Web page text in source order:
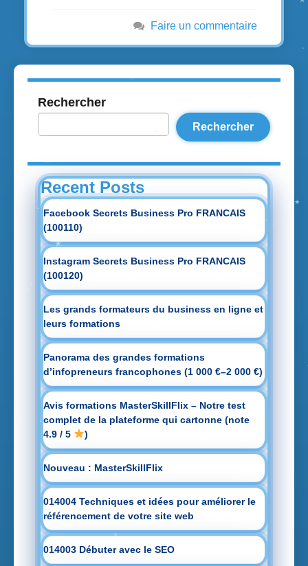
Faire un commentaire
Rechercher
Rechercher
Recent Posts
Facebook Secrets Business Pro FRANCAIS
(100110)
Instagram Secrets Business Pro FRANCAIS
(100120)
Les grands formateurs du business en ligne et
leurs formations
Panorama des grandes formations
d’infopreneurs francophones (1 000 €–2 000 €)
Avis formations MasterSkillFlix – Notre test
complet de la plateforme qui cartonne (note
4.9 / 5
)
Nouveau : MasterSkillFlix
014004 Techniques et idées pour améliorer le
référencement de votre site web
014003 Débuter avec le SEO